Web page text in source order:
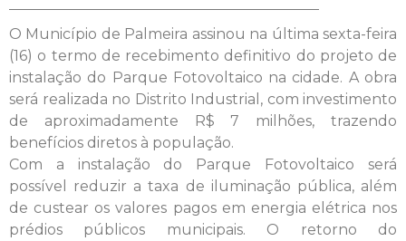
O Município de Palmeira assinou na última sexta-feira
(16) o termo de recebimento definitivo do projeto de
instalação do Parque Fotovoltaico na cidade. A obra
será realizada no Distrito Industrial, com investimento
de aproximadamente R$ 7 milhões, trazendo
benefícios diretos à população.
Com a instalação do Parque Fotovoltaico será
possível reduzir a taxa de iluminação pública, além
de custear os valores pagos em energia elétrica nos
prédios públicos municipais. O retorno do